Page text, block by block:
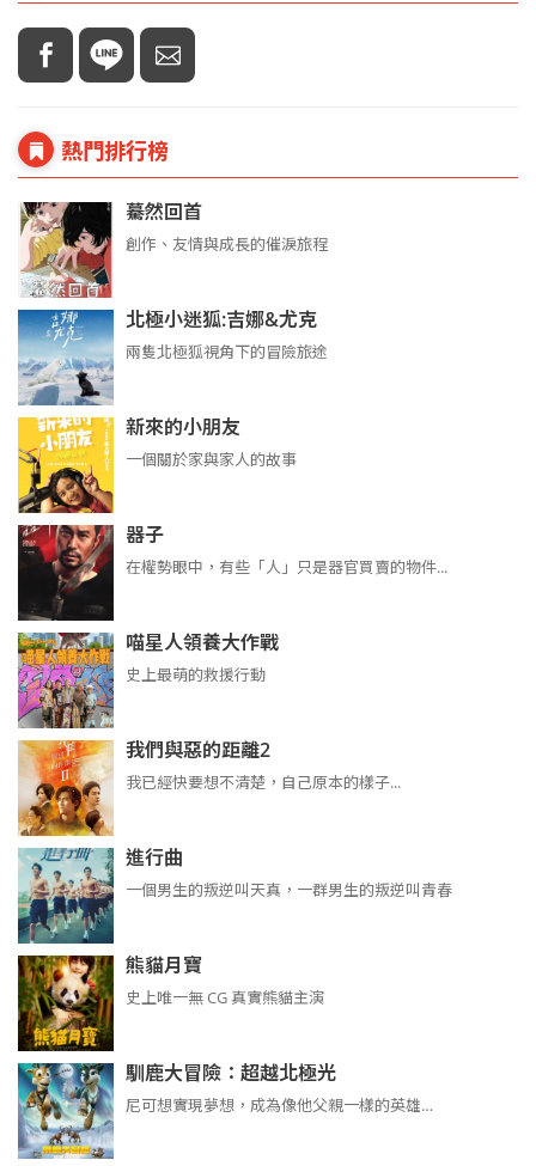
熱門排行榜
驀然回首
創作、友情與成長的催淚旅程
北極小迷狐:吉娜&尤克
兩隻北極狐視角下的冒險旅途
新來的小朋友
一個關於家與家人的故事
器子
在權勢眼中，有些「人」只是器官買賣的物件...
喵星人領養大作戰
史上最萌的救援行動
我們與惡的距離2
我已經快要想不清楚，自己原本的樣子...
進行曲
​​​一個男生的叛逆叫天真，一群男生的叛逆叫青春
熊貓月寶
史上唯一無 CG 真實熊貓主演
馴鹿大冒險：超越北極光
尼可想實現夢想，成為像他父親一樣的英雄…